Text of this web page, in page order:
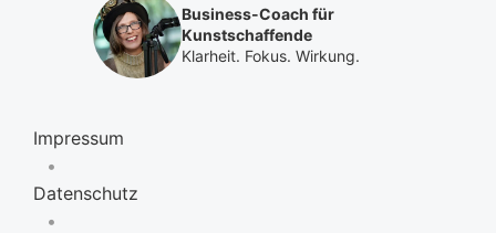
Business-Coach für
Kunstschaffende
Klarheit. Fokus. Wirkung.
Impressum
•
Datenschutz
•